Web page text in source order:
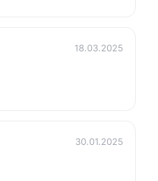
18.03.2025
30.01.2025